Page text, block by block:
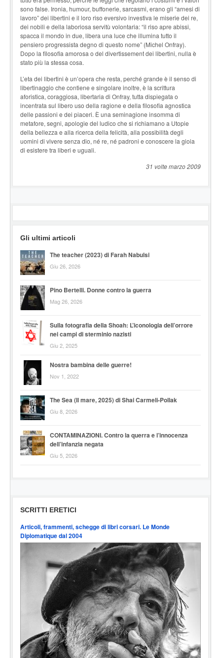
sono false. Ironia, humour, buffonerie, sarcasmi, erano gli “arnesi di
lavoro” dei libertini e il loro riso eversivo investiva le miserie dei re,
dei nobili e della laboriosa servitù volontaria: “il riso apre abissi,
spacca il mondo in due, libera una luce che illumina tutto il
pensiero progressista degno di questo nome” (Michel Onfray).
Dopo la filosofia amorosa o del divertissement dei libertini, nulla è
stato più la stessa cosa.
L’eta dei libertini è un’opera che resta, perché grande è il senso di
libertinaggio che contiene e singolare inoltre, è la scrittura
aforistica, coraggiosa, libertaria di Onfray, tutta dispiegata o
incentrata sul libero uso della ragione e della filosofia agnostica
delle passioni e dei piaceri. È una seminagione insomma di
metafore, segni, apologie del ludico che si richiamano a Utopie
della bellezza e alla ricerca della felicità, alla possibilità degli
uomini di vivere senza dio, né re, né padroni e conoscere la gioia
di esistere tra liberi e uguali.
31 volte marzo 2009
Gli ultimi articoli
The teacher (2023) di Farah Nabulsi
Giu 26, 2026
Pino Bertelli. Donne contro la guerra
Mag 26, 2026
Sulla fotografia della Shoah: L’iconologia dell’orrore
nei campi di sterminio nazisti
Giu 2, 2025
Nostra bambina delle guerre!
Nov 1, 2022
The Sea (Il mare, 2025) di Shai Carmeli-Pollak
Giu 8, 2026
CONTAMINAZIONI. Contro la querra e l’innocenza
dell’infanzia negata
Giu 5, 2026
SCRITTI ERETICI
Articoli, frammenti, schegge di libri corsari. Le Monde
Diplomatique dal 2004